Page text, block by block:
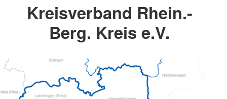
Kreisverband Rhein.-
Berg. Kreis e.V.